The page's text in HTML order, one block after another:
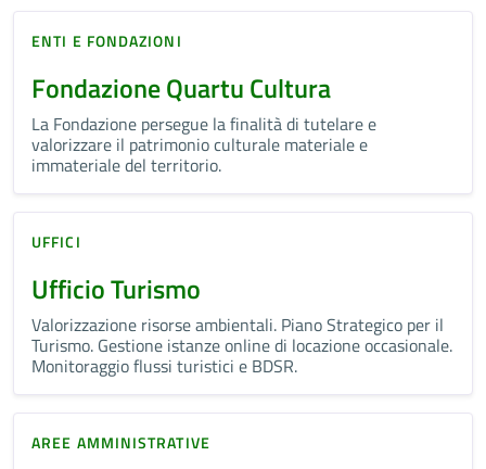
ENTI E FONDAZIONI
Fondazione Quartu Cultura
La Fondazione persegue la finalità di tutelare e
valorizzare il patrimonio culturale materiale e
immateriale del territorio.
UFFICI
Ufficio Turismo
Valorizzazione risorse ambientali. Piano Strategico per il
Turismo. Gestione istanze online di locazione occasionale.
Monitoraggio flussi turistici e BDSR.
AREE AMMINISTRATIVE